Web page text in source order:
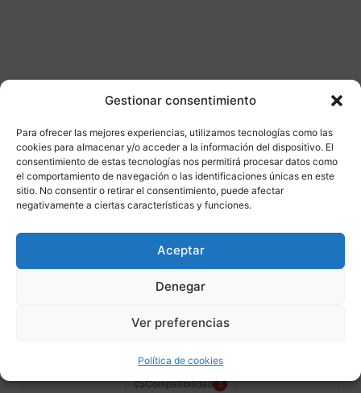
Gestionar consentimiento
Para ofrecer las mejores experiencias, utilizamos tecnologías como las
cookies para almacenar y/o acceder a la información del dispositivo. El
consentimiento de estas tecnologías nos permitirá procesar datos como
el comportamiento de navegación o las identificaciones únicas en este
sitio. No consentir o retirar el consentimiento, puede afectar
negativamente a ciertas características y funciones.
Aceptar
Denegar
Ver preferencias
Política de cookies
Otros productos
DISPONIBLE ENVÍO GRATIS 24/48H
Compatibilidad 3